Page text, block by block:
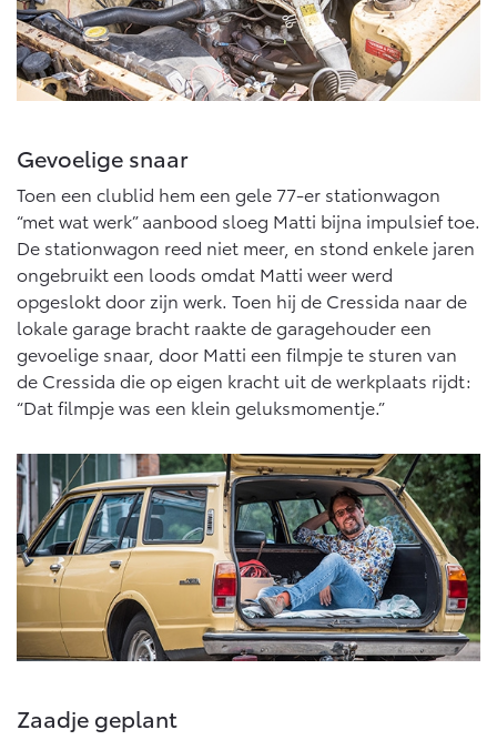
Gevoelige snaar
Toen een clublid hem een gele 77-er stationwagon
“met wat werk” aanbood sloeg Matti bijna impulsief toe.
De stationwagon reed niet meer, en stond enkele jaren
ongebruikt een loods omdat Matti weer werd
opgeslokt door zijn werk. Toen hij de Cressida naar de
lokale garage bracht raakte de garagehouder een
gevoelige snaar, door Matti een filmpje te sturen van
de Cressida die op eigen kracht uit de werkplaats rijdt:
“Dat filmpje was een klein geluksmomentje.”
Zaadje geplant